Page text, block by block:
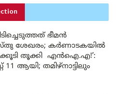
ഭീമൻ
ശേഖരം; കർണാടകയിൽ
തൂക്കി എൻഐ.എ!’:
ആയി; തമിഴ്‌നാട്ടിലും